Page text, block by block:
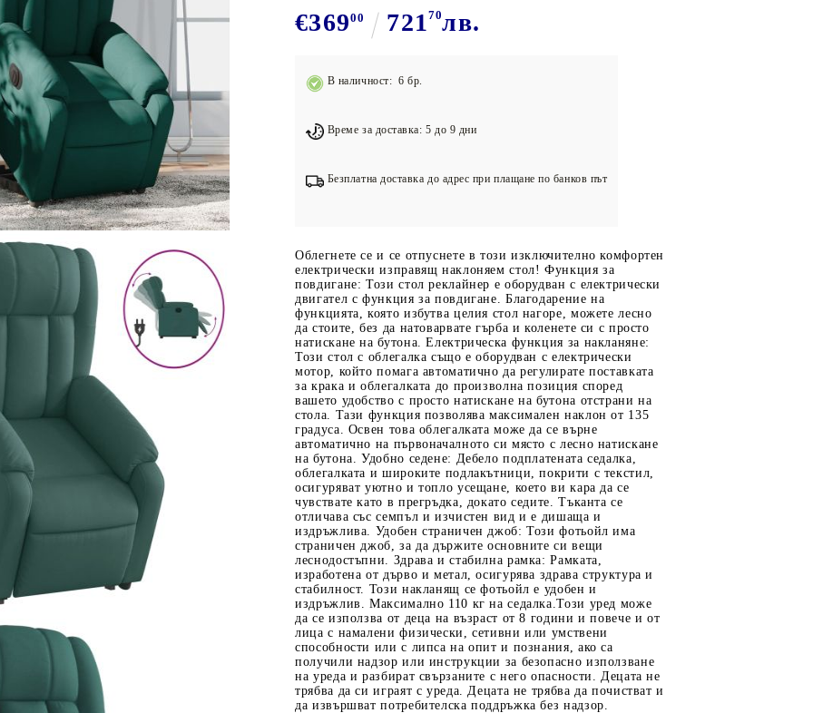
Подложки за фитнес уреди
Лостове за набиране
Силови кули
Йога и пилатес
Волейбол
Tweet
€36900 72170лв.
В наличност: 6 бр.
Време за доставка: 5 до 9 дни
Безплатна доставка до адрес при плащане по банков път
Облегнете се и се отпуснете в този изключително комфортен
електрически изправящ наклоняем стол! Функция за
повдигане: Този стол реклайнер е оборудван с електрически
двигател с функция за повдигане. Благодарение на
функцията, която избутва целия стол нагоре, можете лесно
да стоите, без да натоварвате гърба и коленете си с просто
натискане на бутона. Електрическа функция за накланяне:
Този стол с облегалка също е оборудван с електрически
мотор, който помага автоматично да регулирате поставката
за крака и облегалката до произволна позиция според
вашето удобство с просто натискане на бутона отстрани на
стола. Тази функция позволява максимален наклон от 135
градуса. Освен това облегалката може да се върне
автоматично на първоначалното си място с лесно натискане
на бутона. Удобно седене: Дебело подплатената седалка,
облегалката и широките подлакътници, покрити с текстил,
осигуряват уютно и топло усещане, което ви кара да се
чувствате като в прегръдка, докато седите. Тъканта се
отличава със семпъл и изчистен вид и е дишаща и
издръжлива. Удобен страничен джоб: Този фотьойл има
страничен джоб, за да държите основните си вещи
леснодостъпни. Здрава и стабилна рамка: Рамката,
изработена от дърво и метал, осигурява здрава структура и
стабилност. Този накланящ се фотьойл е удобен и
издръжлив. Максимално 110 кг на седалка.Този уред може
да се използва от деца на възраст от 8 години и повече и от
лица с намалени физически, сетивни или умствени
способности или с липса на опит и познания, ако са
получили надзор или инструкции за безопасно използване
на уреда и разбират свързаните с него опасности. Децата не
трябва да си играят с уреда. Децата не трябва да почистват и
да извършват потребителска поддръжка без надзор.